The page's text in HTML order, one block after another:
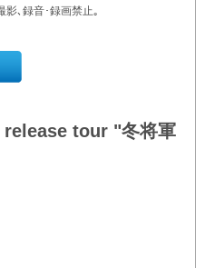
､録音･録画禁止｡
release tour "冬将軍